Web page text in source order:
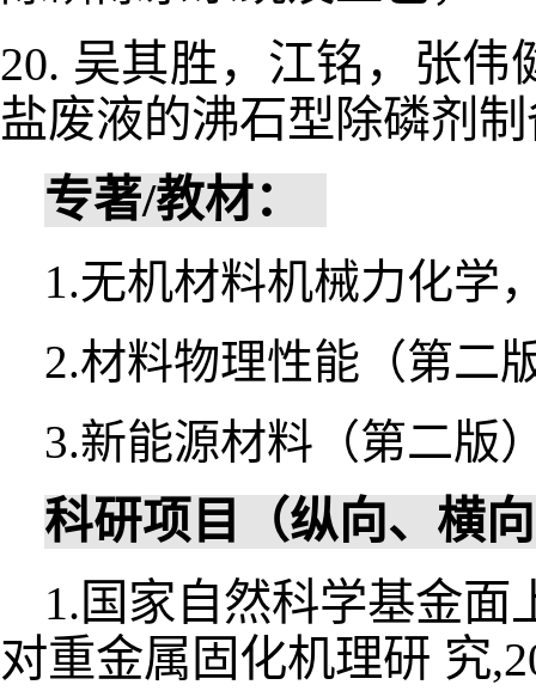
20. 吴其胜，江铭，张伟
盐废液的沸石型除磷剂
专著/教材：
1.无机材料机械力化学
2.材料物理性能（第二
3.新能源材料（第二版
科研项目（纵向、横
1. 国家自然科学基金
对重金属固化机理研 究